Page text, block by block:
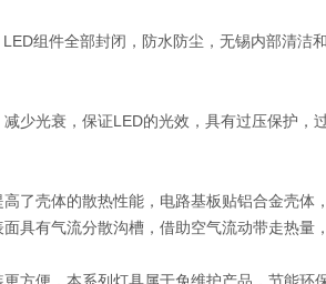
组件全部封闭，防水防尘，无锡内部清洁
少光衰，保证LED的光效，具有过压保护，
了壳体的散热性能，电路基板贴铝合金壳体
具有气流分散沟槽，借助空气流动带走热量